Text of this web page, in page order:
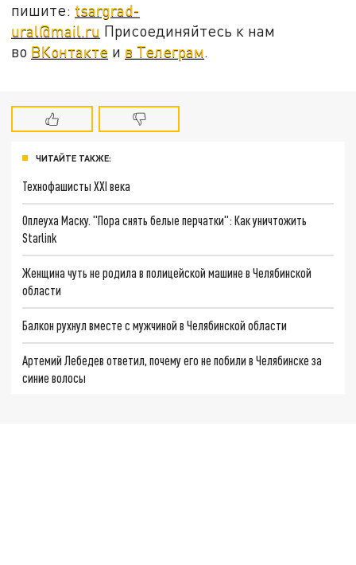
пишите: tsargrad-
ural@mail.ru Присоединяйтесь к нам
во ВКонтакте и в Телеграм.
ЧИТАЙТЕ ТАКЖЕ:
Технофашисты XXI века
Оплеуха Маску. "Пора снять белые перчатки": Как уничтожить
Starlink
Женщина чуть не родила в полицейской машине в Челябинской
области
Балкон рухнул вместе с мужчиной в Челябинской области
Артемий Лебедев ответил, почему его не побили в Челябинске за
синие волосы